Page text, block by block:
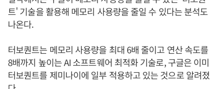
트' 기술을 활용해 메모리 사용량을 줄일 수 있다는 분석도
나온다.
터보퀀트는 메모리 사용량을 최대 6배 줄이고 연산 속도를
8배까지 높이는 AI 소프트웨어 최적화 기술로, 구글은 이미
터보퀀트를 제미나이에 일부 적용하고 있는 것으로 알려졌